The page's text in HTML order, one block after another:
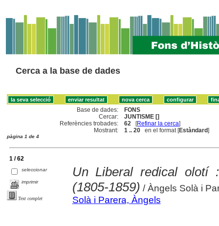
Cerca a la base de dades
Base de dades:
FONS
Cercar:
JUNTISME []
Referències trobades:
62 [Refinar la cerca]
Mostrant:
1 .. 20 en el format [Estàndard]
pàgina 1 de 4
1 / 62
seleccionar
imprimir
Text complet
Un Liberal redical olotí
(1805-1859) / Àngels Solà i
Solà i Parera, Àngels